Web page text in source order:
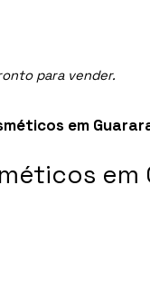
para vender.
em
em